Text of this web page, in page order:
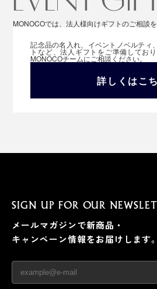
MONOCOでは、法人様向けギフトのご相談を
記念品の名入れ、イベントノベルティ
トなど、法人ギフトをご準備してお
MONOCOチームにご相談ください。
詳しくはこ
SIGN UP FOR OUR
メールマガジンで新商品・
キャンペーン情報をお届けします。